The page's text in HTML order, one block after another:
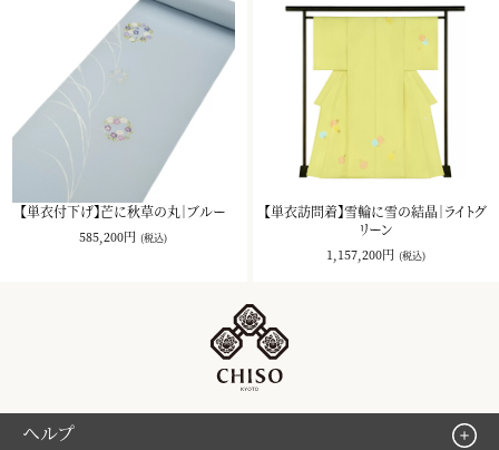
【単衣付下げ】芒に秋草の丸｜ブルー
585,200円 (税込)
【単衣訪問着】雪輪に雪の結晶｜ライトグ
リーン
1,157,200円 (税込)
ヘルプ